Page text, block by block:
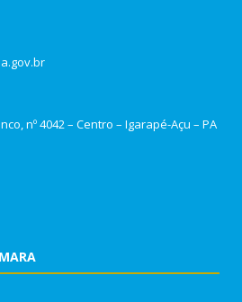
nº 4042 – Centro – Igarapé-Açu – PA